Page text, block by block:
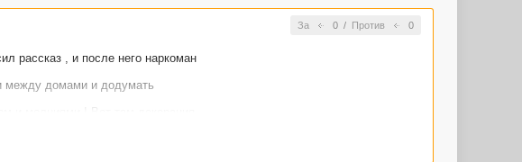
За 0/ Против 0
рассказ , и после него наркоман
между домами и додумать